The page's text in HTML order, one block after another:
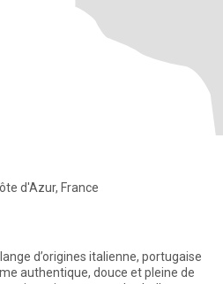
d'Azur, France
d’origines italienne, portugaise
authentique, douce et pleine de